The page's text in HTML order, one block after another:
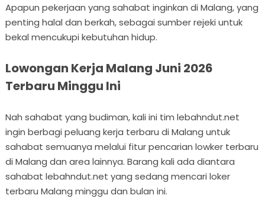
Apapun pekerjaan yang sahabat inginkan di Malang, yang
penting halal dan berkah, sebagai sumber rejeki untuk
bekal mencukupi kebutuhan hidup.
Lowongan Kerja Malang Juni 2026
Terbaru Minggu Ini
Nah sahabat yang budiman, kali ini tim lebahndut.net
ingin berbagi peluang kerja terbaru di Malang untuk
sahabat semuanya melalui fitur pencarian lowker terbaru
di Malang dan area lainnya. Barang kali ada diantara
sahabat lebahndut.net yang sedang mencari loker
terbaru Malang minggu dan bulan ini.